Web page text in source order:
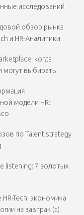
исследований
обзор рынка
и HR-Аналитики
когда
могут выбирать
модели HR:
по Talent strategy
listening: 7 золотых
Tech: экономика
на завтрак (с)